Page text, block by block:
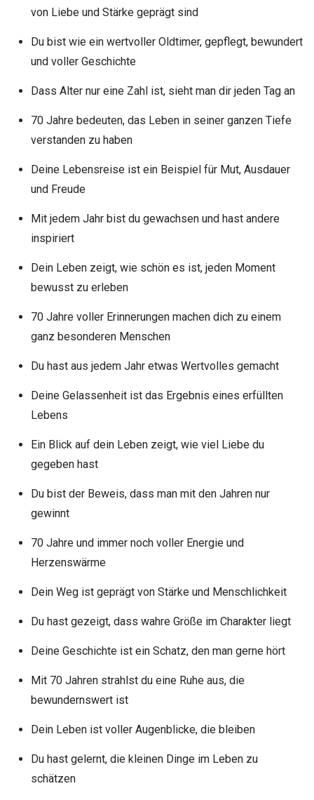
von Liebe und Stärke geprägt sind
Du bist wie ein wertvoller Oldtimer, gepflegt, bewundert
und voller Geschichte
Dass Alter nur eine Zahl ist, sieht man dir jeden Tag an
70 Jahre bedeuten, das Leben in seiner ganzen Tiefe
verstanden zu haben
Deine Lebensreise ist ein Beispiel für Mut, Ausdauer
und Freude
Mit jedem Jahr bist du gewachsen und hast andere
inspiriert
Dein Leben zeigt, wie schön es ist, jeden Moment
bewusst zu erleben
70 Jahre voller Erinnerungen machen dich zu einem
ganz besonderen Menschen
Du hast aus jedem Jahr etwas Wertvolles gemacht
Deine Gelassenheit ist das Ergebnis eines erfüllten
Lebens
Ein Blick auf dein Leben zeigt, wie viel Liebe du
gegeben hast
Du bist der Beweis, dass man mit den Jahren nur
gewinnt
70 Jahre und immer noch voller Energie und
Herzenswärme
Dein Weg ist geprägt von Stärke und Menschlichkeit
Du hast gezeigt, dass wahre Größe im Charakter liegt
Deine Geschichte ist ein Schatz, den man gerne hört
Mit 70 Jahren strahlst du eine Ruhe aus, die
bewundernswert ist
Dein Leben ist voller Augenblicke, die bleiben
Du hast gelernt, die kleinen Dinge im Leben zu
schätzen